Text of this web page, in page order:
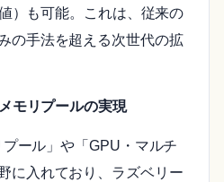
）も可能。これは、従来の
の手法を超える次世代の拡
モリプールの実現
ール」や「GPU・マルチ
に入れており、ラズベリー